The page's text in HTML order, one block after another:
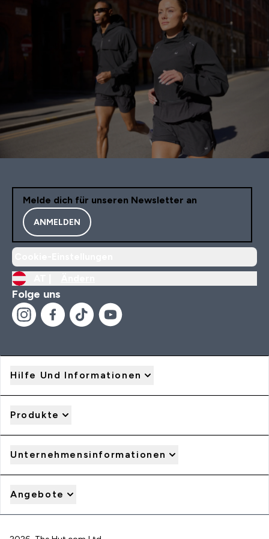
Melde dich für unseren Newsletter an
ANMELDEN
Folge uns
Hilfe Und Informationen
Produkte
Unternehmensinformationen
Angebote